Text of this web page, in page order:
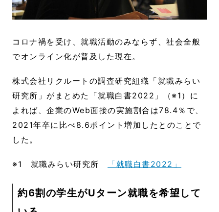
コロナ禍を受け、就職活動のみならず、社会全般
でオンライン化が普及した現在。
株式会社リクルートの調査研究組織「就職みらい
研究所」がまとめた「就職白書2022」（※1）に
よれば、企業のWeb面接の実施割合は78.4％で、
2021年卒に比べ8.6ポイント増加したとのことで
した。
※1 就職みらい研究所 「就職白書2022」
約6割の学生がUターン就職を希望して